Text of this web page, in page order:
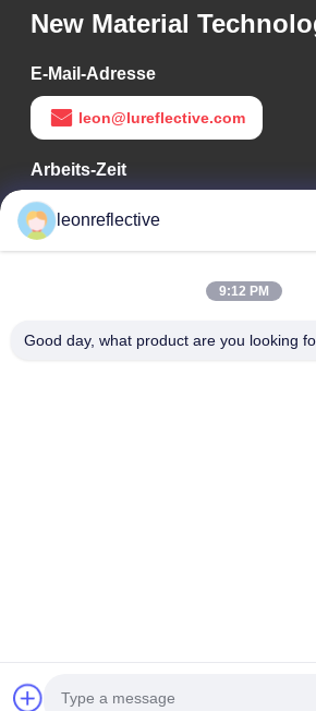
New Material
E-Mail-Adresse
leon@lureflective.com
Arbeits-Zeit
9:00-18:00
Unsere Adresse
Adresse des Unternehmens
Technologiepark Huayi, Hightech-Zone,
Datenschutzrichtlinie
leonreflective
9:12 PM
Good day, what product are you looking